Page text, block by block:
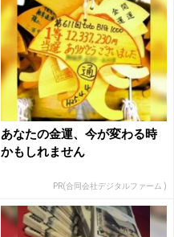
あなたの金運、今が変わる時
かもしれません
PR(合同会社デジタルファーム )